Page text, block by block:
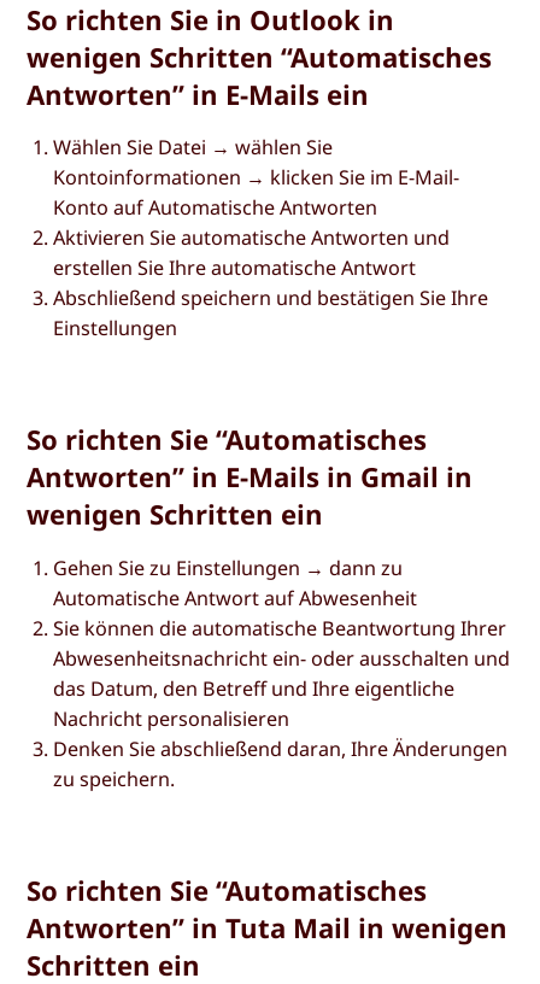
So richten Sie in Outlook in
wenigen Schritten “Automatisches
Antworten” in E-Mails ein
Wählen Sie Datei → wählen Sie
Kontoinformationen → klicken Sie im E-Mail-
Konto aufAutomatische Antworten
Aktivieren Sieautomatische Antworten und
erstellen Sie Ihre automatische Antwort
Abschließendspeichern und bestätigen Sie Ihre
Einstellungen
So richten Sie “Automatisches
Antworten” in E-Mails in Gmail in
wenigen Schritten ein
Gehen Sie zu Einstellungen → dann zu
Automatische Antwort auf Abwesenheit
Sie können dieautomatische Beantwortung Ihrer
Abwesenheitsnachricht ein- oder ausschalten und
das Datum, den Betreff und Ihre eigentliche
Nachricht personalisieren
Denken Sie abschließend daran, Ihre Änderungen
zu speichern.
So richten Sie “Automatisches
Antworten” in Tuta Mail in wenigen
Schritten ein